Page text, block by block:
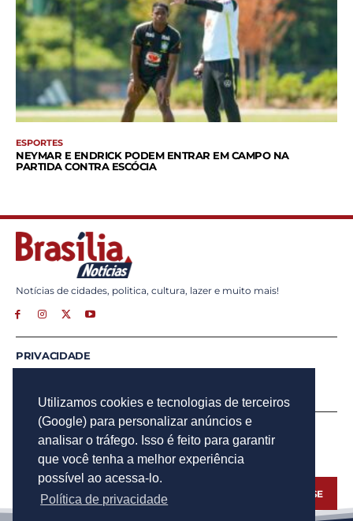
Utilizamos cookies e tecnologias de terceiros
(Google) para personalizar anúncios e
analisar o tráfego. Isso é feito para garantir
que você tenha a melhor experiência
possível ao acessa-lo.
Política de privacidade
ESPORTES
NEYMAR E ENDRICK PODEM ENTRAR EM CAMPO NA
PARTIDA CONTRA ESCÓCIA
Notícias de cidades, politica, cultura, lazer e muito mais!
PRIVACIDADE
INSCREVA - SE
Para obter atualizações por e-mail do Brasília Notícias.
INSCREVA - SE